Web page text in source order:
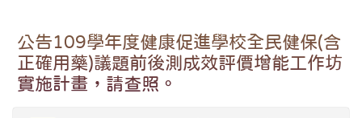
公告109學年度健康促進學校全民健保(含
正確用藥)議題前後測成效評價增能工作坊
實施計畫，請查照。